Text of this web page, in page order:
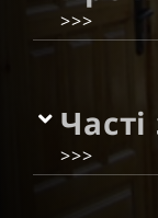
>>>
>>>